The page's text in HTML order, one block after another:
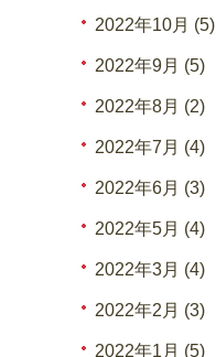
2022年10月 (5)
2022年9月 (5)
2022年8月 (2)
2022年7月 (4)
2022年6月 (3)
2022年5月 (4)
2022年3月 (4)
2022年2月 (3)
2022年1月 (5)